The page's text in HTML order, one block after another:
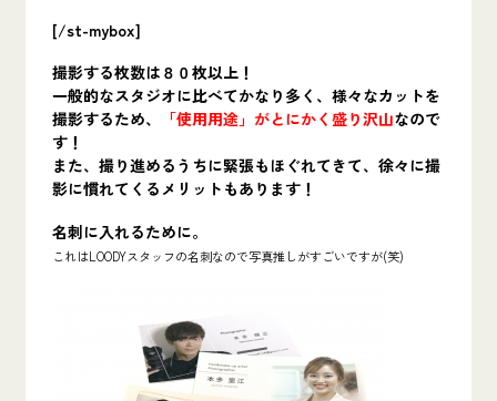
[/st-mybox]
撮影する枚数は８０枚以上！
一般的なスタジオに比べてかなり多く、様々なカットを
撮影するため、
「使用用途」がとにかく盛り沢山なので
す！
また、撮り進めるうちに緊張もほぐれてきて、徐々に撮
影に慣れてくるメリットもあります！
名刺に入れるために。
これはLOODYスタッフの名刺なので写真推しがすごいですが(笑)